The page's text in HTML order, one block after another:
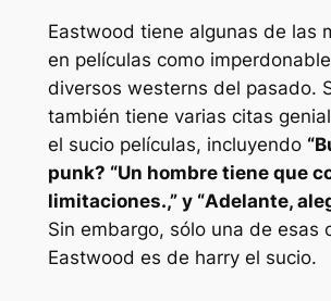
Eastwood tiene algunas de las
en películas como imperdonable
diversos westerns del pasado.
también tiene varias citas
el suciopelículas, incluyendo “
punk? “Un hombre tiene que
limitaciones.,” y “Adelante,
Sin embargo, sólo una de esas
Eastwood es de harry el sucio.